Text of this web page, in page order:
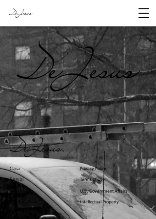
DeJesus
Casa Privacy Policy
Servizi Terms of Use
Servizi U.S. Government Affairs
Intellectual Property